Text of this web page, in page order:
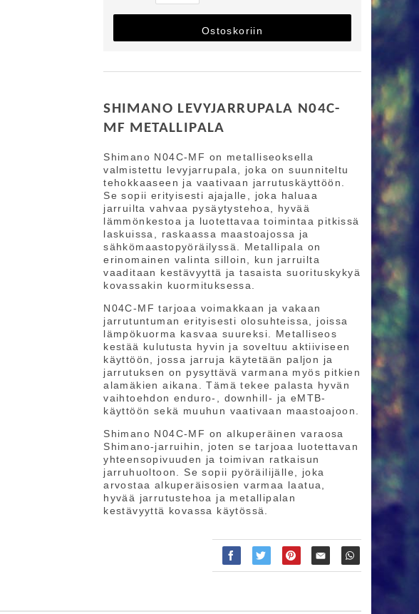
Ostoskoriin
SHIMANO LEVYJARRUPALA N04C-
MF METALLIPALA
Shimano N04C-MF on metalliseoksella
valmistettu levyjarrupala, joka on suunniteltu
tehokkaaseen ja vaativaan jarrutuskäyttöön.
Se sopii erityisesti ajajalle, joka haluaa
jarruilta vahvaa pysäytystehoa, hyvää
lämmönkestoa ja luotettavaa toimintaa pitkissä
laskuissa, raskaassa maastoajossa ja
sähkömaastopyöräilyssä. Metallipala on
erinomainen valinta silloin, kun jarruilta
vaaditaan kestävyyttä ja tasaista suorituskykyä
kovassakin kuormituksessa.
N04C-MF tarjoaa voimakkaan ja vakaan
jarrutuntuman erityisesti olosuhteissa, joissa
lämpökuorma kasvaa suureksi. Metalliseos
kestää kulutusta hyvin ja soveltuu aktiiviseen
käyttöön, jossa jarruja käytetään paljon ja
jarrutuksen on pysyttävä varmana myös pitkien
alamäkien aikana. Tämä tekee palasta hyvän
vaihtoehdon enduro-, downhill- ja eMTB-
käyttöön sekä muuhun vaativaan maastoajoon.
Shimano N04C-MF on alkuperäinen varaosa
Shimano-jarruihin, joten se tarjoaa luotettavan
yhteensopivuuden ja toimivan ratkaisun
jarruhuoltoon. Se sopii pyöräilijälle, joka
arvostaa alkuperäisosien varmaa laatua,
hyvää jarrutustehoa ja metallipalan
kestävyyttä kovassa käytössä.